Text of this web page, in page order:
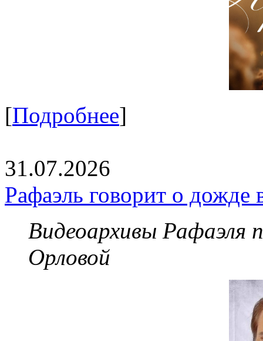
[Подробнее]
31.07.2026
Рафаэль говорит о дожде
Видеоархивы Рафаэля
Орловой